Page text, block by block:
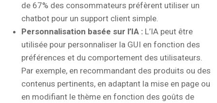
de 67% des consommateurs préfèrent utiliser un
chatbot pour un support client simple.
Personnalisation basée sur l’IA : L’IA peut être
utilisée pour personnaliser la GUI en fonction des
préférences et du comportement des utilisateurs.
Par exemple, en recommandant des produits ou des
contenus pertinents, en adaptant la mise en page ou
en modifiant le thème en fonction des goûts de